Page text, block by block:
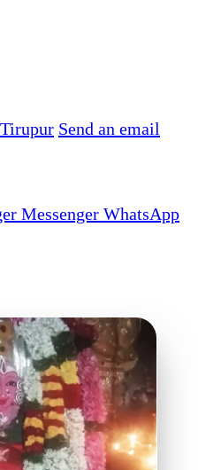
Send an email
Messenger WhatsApp